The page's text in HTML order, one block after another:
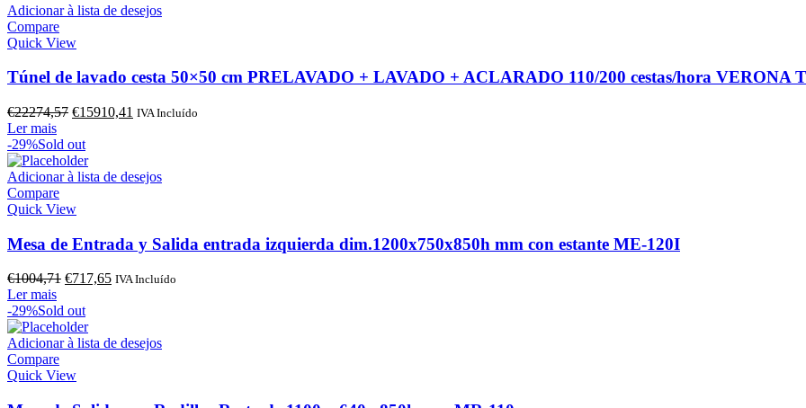
€1149,63.€821,17.
Adicionar à lista de desejos
Compare
Quick View
Túnel de lavado cesta 50×50 cm PRELAVADO + LAVADO + ACLARADO 110/200 cestas/hora VERONA
€22274,57 O
original
era:
€22274,57.
€15910,41 O
€15910,41.
IVA Incluído
Ler mais
-29%Sold out
Adicionar à lista de desejos
Compare
Quick View
Mesa de Entrada y Salida entrada izquierda dim.1200x750x850h mm con estante ME-120I
€1004,71 O
original
era:
€1004,71.
€717,65O
€717,65.
IVA Incluído
Ler mais
-29%Sold out
Adicionar à lista de desejos
Compare
Quick View